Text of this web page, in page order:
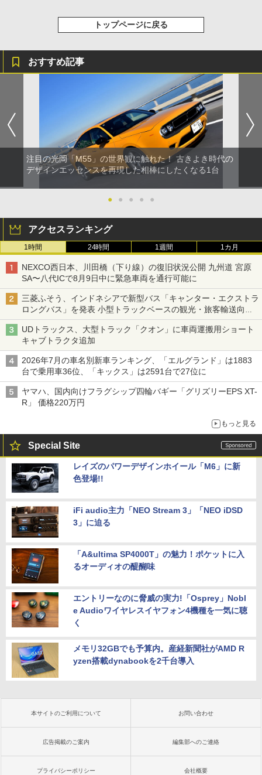
トップページに戻る
おすすめ記事
注目の光岡「M55」の世界観に触れた！ 古きよき時代の
デザインエッセンスを再現した相棒にしたくなる1台
● ● ● ● ●
アクセスランキング
1時間 24時間 1週間 1カ月
NEXCO西日本、川田橋（下り線）の復旧状況公開 九州道 宮原
SA〜八代ICで8月9日中に緊急車両を通行可能に
三菱ふそう、インドネシアで新型バス「キャンター・エクストラ
ロングバス」を発表 小型トラックベースの観光・旅客輸送向け
バス
UDトラックス、大型トラック「クオン」に車両運搬用ショート
キャブトラクタ追加
2026年7月の車名別新車ランキング、「エルグランド」は1883
台で乗用車36位、「キックス」は2591台で27位に
ヤマハ、国内向けフラグシップ四輪バギー「グリズリーEPS XT-
R」 価格220万円
もっと見る
Special Site
レイズのパワーデザインホイール「M6」に新
色登場!!
iFi audio主力「NEO Stream 3」「NEO iDSD
3」に迫る
「A&ultima SP4000T」の魅力！ポケットに入
るオーディオの醍醐味
エントリーなのに脅威の実力!「Osprey」Nobl
e Audioワイヤレスイヤフォン4機種を一気に聴
く
メモリ32GBでも予算内。産経新聞社がAMD R
yzen搭載dynabookを2千台導入
本サイトのご利用について お問い合わせ
広告掲載のご案内 編集部へのご連絡
プライバシーポリシー 会社概要